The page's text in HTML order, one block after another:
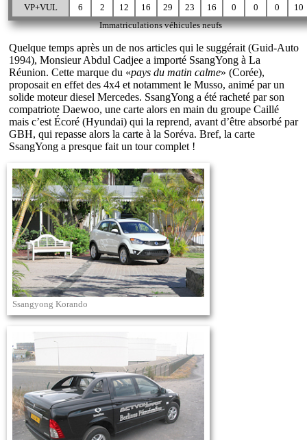
Immatriculations véhicules neufs
VP+VUL
6 2 12 16 29 23 16 0 0 0 10
Quelque temps après un de nos articles qui le suggérait (Guid-Auto
1994), Monsieur Abdul Cadjee a importé SsangYong à La
Réunion. Cette marque du «pays du matin calme» (Corée),
proposait en effet des 4x4 et notamment le Musso, animé par un
solide moteur diesel Mercedes. SsangYong a été racheté par son
compatriote Daewoo, une carte alors en main du groupe Caillé
mais c’est Écoré (Hyundai) qui la reprend, avant d’être absorbé par
GBH, qui repasse alors la carte à la Soréva. Bref, la carte
SsangYong a presque fait un tour complet !
Ssangyong Korando